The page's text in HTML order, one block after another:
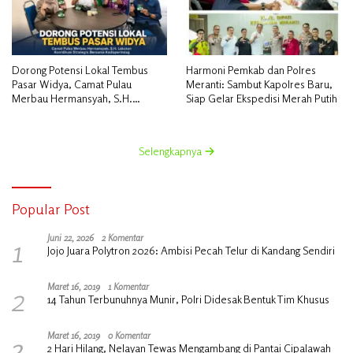
Dorong Potensi Lokal Tembus
Pasar Widya, Camat Pulau
Merbau Hermansyah, S.H.
Harmoni Pemkab dan Polres
Meranti: Sambut Kapolres Baru,
Siap Gelar Ekspedisi Merah Putih
Selengkapnya
Popular Post
1 Juni 22, 2026 2 Komentar
Jojo Juara Polytron 2026: Ambisi Pecah Telur di Kandang Sendiri
2 Maret 16, 2019 1 Komentar
14 Tahun Terbunuhnya Munir, Polri Didesak Bentuk Tim Khusus
Maret 16, 2019 0 Komentar
2 Hari Hilang, Nelayan Tewas Mengambang di Pantai Cipalawah